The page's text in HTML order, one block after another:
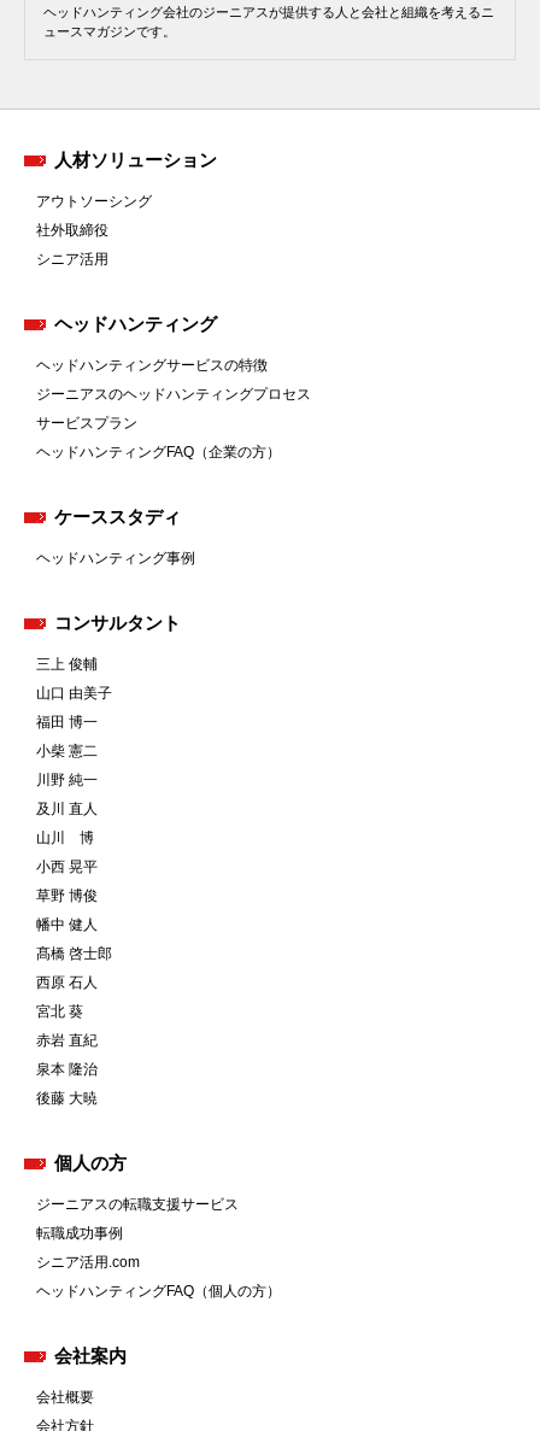
ヘッドハンティング会社のジーニアスが提供する人と会社と組織を考えるニ
ュースマガジンです。
人材ソリューション
アウトソーシング
社外取締役
シニア活用
ヘッドハンティング
ヘッドハンティングサービスの特徴
ジーニアスのヘッドハンティングプロセス
サービスプラン
ヘッドハンティングFAQ（企業の方）
ケーススタディ
ヘッドハンティング事例
コンサルタント
三上 俊輔
山口 由美子
福田 博一
小柴 憲二
川野 純一
及川 直人
山川 博
小西 晃平
草野 博俊
幡中 健人
髙橋 啓士郎
西原 石人
宮北 葵
赤岩 直紀
泉本 隆治
後藤 大暁
個人の方
ジーニアスの転職支援サービス
転職成功事例
シニア活用.com
ヘッドハンティングFAQ（個人の方）
会社案内
会社概要
会社方針